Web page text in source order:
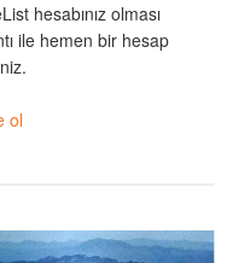
hesabınız olması
ile hemen bir hesap
ol